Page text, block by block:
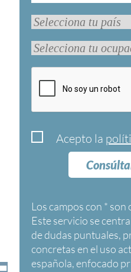
Acepto la
Los campos con *